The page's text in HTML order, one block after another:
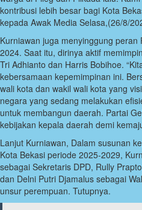
kontribusi lebih besar bagi Kota
kepada Awak Media Selasa,(26/8/
Kurniawan juga menyinggung
2024. Saat itu, dirinya aktif
Tri Adhianto dan Harris Bobihoe.
kebersamaan kepemimpinan ini.
wali kota dan wakil wali kota yang
negara yang sedang melakukan
untuk membangun daerah. Partai
kebijakan kepala daerah demi
Lanjut Kurniawan, Dalam susunan
Kota Bekasi periode 2025-2029,
sebagai Sekretaris DPD, Rully
dan Delni Putri Djamalus sebagai
unsur perempuan. Tutupnya.